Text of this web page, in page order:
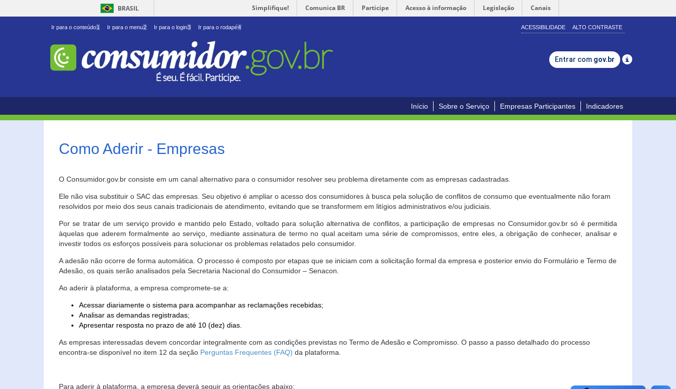
BRASIL Simplifique! Comunica BR Participe Acesso à informação Legislação Canais
Ir para o conteúdo1 Ir para o menu2 Ir para o login3 Ir para o rodapé4 ACESSIBILIDADE ALTO CONTRASTE
Entrar com gov.br
Início Sobre o Serviço Empresas Participantes Indicadores
Como Aderir - Empresas
O Consumidor.gov.br consiste em um canal alternativo para o consumidor resolver seu problema diretamente com as empresas cadastradas.
Ele não visa substituir o SAC das empresas. Seu objetivo é ampliar o acesso dos consumidores à busca pela solução de conflitos de consumo que eventualmente não foram
resolvidos por meio dos seus canais tradicionais de atendimento, evitando que se transformem em litígios administrativos e/ou judiciais.
Por se tratar de um serviço provido e mantido pelo Estado, voltado para solução alternativa de conflitos, a participação de empresas no Consumidor.gov.br só é permitida
àquelas que aderem formalmente ao serviço, mediante assinatura de termo no qual aceitam uma série de compromissos, entre eles, a obrigação de conhecer, analisar e
investir todos os esforços possíveis para solucionar os problemas relatados pelo consumidor.
A adesão não ocorre de forma automática. O processo é composto por etapas que se iniciam com a solicitação formal da empresa e posterior envio do Formulário e Termo de
Adesão, os quais serão analisados pela Secretaria Nacional do Consumidor – Senacon.
Ao aderir à plataforma, a empresa compromete-se a:
Acessar diariamente o sistema para acompanhar as reclamações recebidas;
Analisar as demandas registradas;
Apresentar resposta no prazo de até 10 (dez) dias.
As empresas interessadas devem concordar integralmente com as condições previstas no Termo de Adesão e Compromisso. O passo a passo detalhado do processo
encontra-se disponível no item 12 da seção Perguntas Frequentes (FAQ) da plataforma.
Para aderir à plataforma, a empresa deverá seguir as orientações abaixo: